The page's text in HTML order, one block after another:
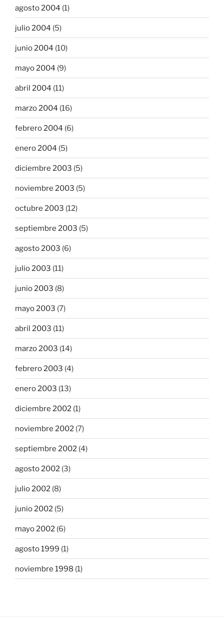
agosto 2004 (1)
julio 2004 (5)
junio 2004 (10)
mayo 2004 (9)
abril 2004 (11)
marzo 2004 (16)
febrero 2004 (6)
enero 2004 (5)
diciembre 2003 (5)
noviembre 2003 (5)
octubre 2003 (12)
septiembre 2003 (5)
agosto 2003 (6)
julio 2003 (11)
junio 2003 (8)
mayo 2003 (7)
abril 2003 (11)
marzo 2003 (14)
febrero 2003 (4)
enero 2003 (13)
diciembre 2002 (1)
noviembre 2002 (7)
septiembre 2002 (4)
agosto 2002 (3)
julio 2002 (8)
junio 2002 (5)
mayo 2002 (6)
agosto 1999 (1)
noviembre 1998 (1)